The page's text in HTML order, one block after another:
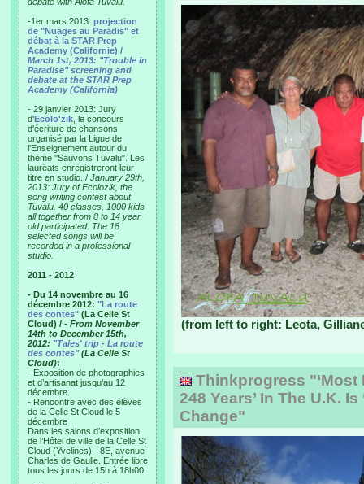
-1er mars 2013: projection
de "Nuages au Paradis" et
débat à la STAR Prep
Academy (Californie) /
March 1st, 2013: "Trouble in
Paradise" screening and
debate at the STAR Prep
Academy (California)
- 29 janvier 2013: Jury
d'Ecolo'zik , le concours
d'écriture de chansons
organisé par la Ligue de
l'Enseignement autour du
thème "Sauvons Tuvalu". Les
lauréats enregistreront leur
titre en studio. / January 29th,
2013: Jury of Ecolozik, the
song writing contest about
Tuvalu. 40 classes, 1000 kids
all together from 8 to 14 year
old participated. The 18
selected songs will be
recorded in a professional
studio.
2011 - 2012
- Du 14 novembre au 16
décembre 2012: "La route
des contes" (La Celle St
Cloud) / - From November
14th to December 15th,
2012: "Tales' trip - La route
des contes"(La Celle St
Cloud):
- Exposition de photographies
et d’artisanat jusqu’au 12
décembre.
- Rencontre avec des élèves
de la Celle St Cloud le 5
décembre
Dans les salons d’exposition
de l’Hôtel de ville de la Celle St
Cloud (Yvelines) - 8E, avenue
Charles de Gaulle. Entrée libre
tous les jours de 15h à 18h00.
(from left to right: Leota,
Thinkprogress
248 Years’ In The U.K.
Change"